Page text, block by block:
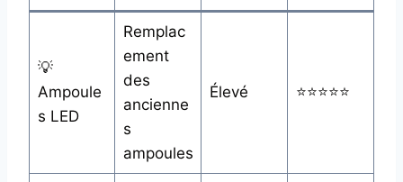
💡
Ampoule
s LED
Remplac
ement
des
ancienne
s
ampoules
Élevé ⭐⭐⭐⭐⭐